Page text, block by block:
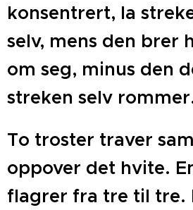
konsentrert, la
selv, mens den brer
om seg, minus den
streken selv
To troster traver
oppover det hvite.
flagrer fra tre til tre.